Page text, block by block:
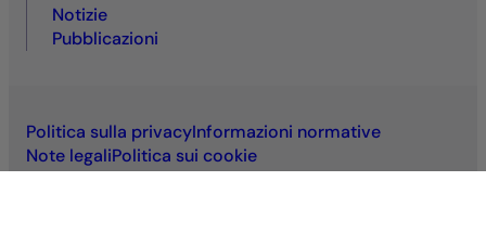
Notizie
Pubblicazioni
Politica sulla privacyInformazioni normative
Note legaliPolitica sui cookie